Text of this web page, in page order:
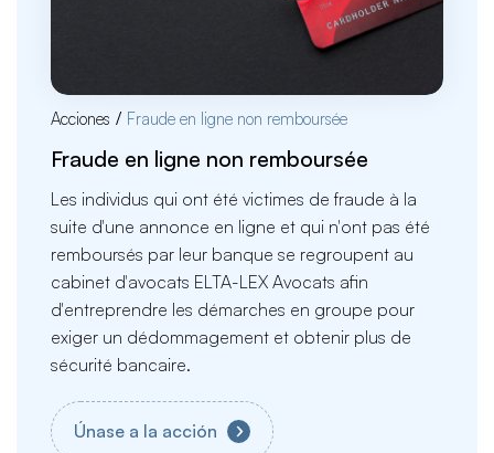
Acciones / Fraude en ligne non remboursée
Fraude en ligne non remboursée
Les individus qui ont été victimes de fraude à la
suite d'une annonce en ligne et qui n'ont pas été
remboursés par leur banque se regroupent au
cabinet d'avocats ELTA-LEX Avocats afin
d'entreprendre les démarches en groupe pour
exiger un dédommagement et obtenir plus de
sécurité bancaire.
Únase a la acción